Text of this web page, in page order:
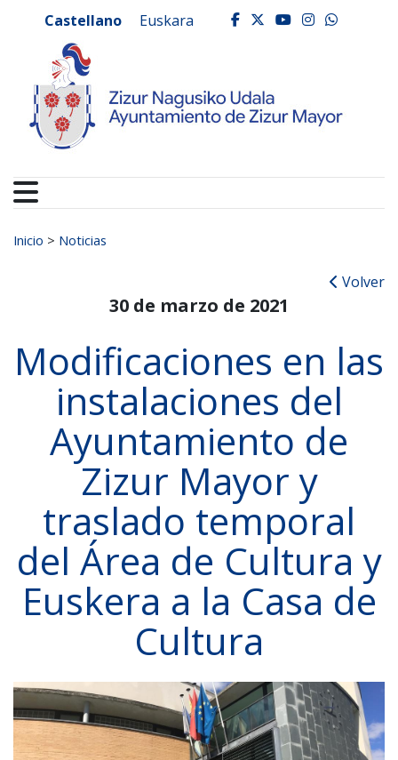
Ayuntamiento de
Castellano Euskara facebook
twitter
youtube
Buscar:
Inicio > Noticias
Volver
30 de marzo de 2021
Modificaciones en las
instalaciones del
Ayuntamiento de
Zizur Mayor y
traslado temporal
del Área de Cultura y
Euskera a la Casa de
Cultura